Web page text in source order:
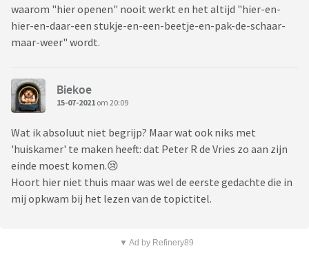
waarom "hier openen" nooit werkt en het altijd "hier-en-
hier-en-daar-een stukje-en-een-beetje-en-pak-de-schaar-
maar-weer" wordt.
Biekoe
15-07-2021 om 20:09
Wat ik absoluut niet begrijp? Maar wat ook niks met
'huiskamer' te maken heeft: dat Peter R de Vries zo aan zijn
einde moest komen.😢
Hoort hier niet thuis maar was wel de eerste gedachte die in
mij opkwam bij het lezen van de topictitel.
▼ Ad by Refinery89